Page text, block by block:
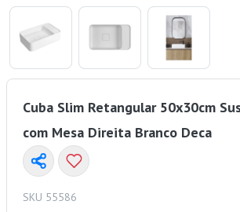
Cuba Slim Retangular 50x30cm
com Mesa Direita Branco Deca
SKU 55586